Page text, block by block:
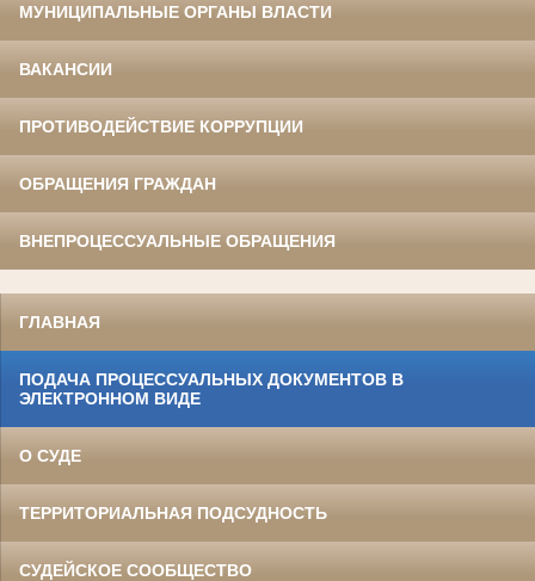
МУНИЦИПАЛЬНЫЕ ОРГАНЫ ВЛАСТИ
ВАКАНСИИ
ПРОТИВОДЕЙСТВИЕ КОРРУПЦИИ
ОБРАЩЕНИЯ ГРАЖДАН
ВНЕПРОЦЕССУАЛЬНЫЕ ОБРАЩЕНИЯ
ГЛАВНАЯ
ПОДАЧА ПРОЦЕССУАЛЬНЫХ ДОКУМЕНТОВ В
ЭЛЕКТРОННОМ ВИДЕ
О СУДЕ
ТЕРРИТОРИАЛЬНАЯ ПОДСУДНОСТЬ
СУДЕЙСКОЕ СООБЩЕСТВО